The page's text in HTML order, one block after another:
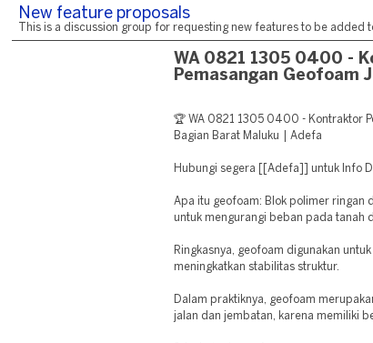
New feature proposals
This is a discussion group for requesting new features to be
WA 0821 1305 0400 -
Pemasangan Geofoam
🏆 WA 0821 1305 0400 - Kontraktor
Bagian Barat Maluku | Adefa
Hubungi segera [[Adefa]] untuk Info
Apa itu geofoam: Blok polimer ringan
untuk mengurangi beban pada tanah
Ringkasnya, geofoam digunakan
meningkatkan stabilitas struktur.
Dalam praktiknya, geofoam
jalan dan jembatan, karena memiliki